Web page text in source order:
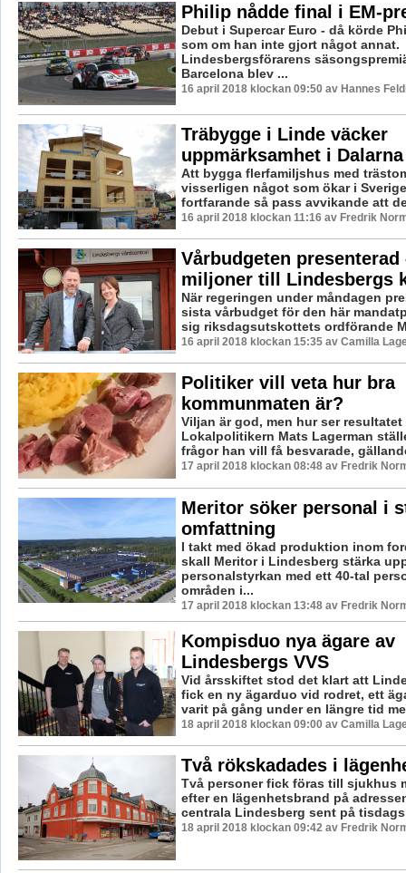
Philip nådde final i EM-
Debut i Supercar Euro - då körde
som om han inte gjort något annat.
Lindesbergsförarens
Barcelona blev ...
16 april 2018 klockan 09:50 av Hannes
Träbygge i Linde väcker
uppmärksamhet i Dalarna
Att bygga flerfamiljshus med
visserligen något som ökar i
fortfarande så pass avvikande att
16 april 2018 klockan 11:16 av Fredrik
Vårbudgeten presenterad
miljoner till Lindesbergs
När regeringen under måndagen
sista vårbudget för den här
sig riksdagsutskottets ordförande
16 april 2018 klockan 15:35 av Camilla
Politiker vill veta hur bra
kommunmaten är?
Viljan är god, men hur ser
Lokalpolitikern Mats Lagerman
frågor han vill få besvarade,
17 april 2018 klockan 08:48 av Fredrik
Meritor söker personal i
omfattning
I takt med ökad produktion inom
skall Meritor i Lindesberg stärka
personalstyrkan med ett 40-tal
områden i...
17 april 2018 klockan 13:48 av Fredrik
Kompisduo nya ägare av
Lindesbergs VVS
Vid årsskiftet stod det klart att
fick en ny ägarduo vid rodret, ett
varit på gång under en längre tid
18 april 2018 klockan 09:00 av Camilla
Två rökskadades i
Två personer fick föras till sjukhus
efter en lägenhetsbrand på
centrala Lindesberg sent på
18 april 2018 klockan 09:42 av Fredrik